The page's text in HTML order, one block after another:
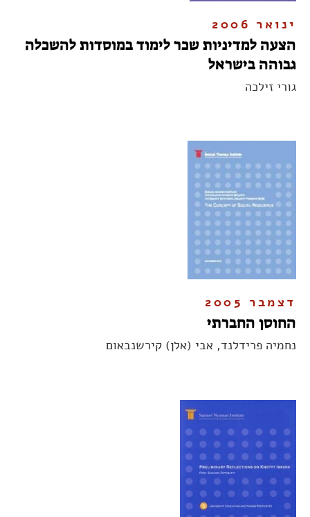
ינואר 2006
הצעה למדיניות שכר לימוד במוסדות להשכלה
גבוהה בישראל
גורי זילכה
דצמבר 2005
החוסן החברתי
נחמיה פרידלנד, אבי (אלן) קירשנבאום